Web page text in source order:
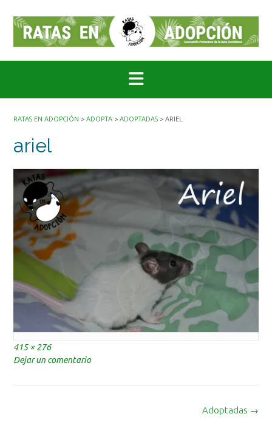
contenido
RATAS EN ADOPCIÓN > ADOPTA > ADOPTADAS > ARIEL
ariel
Tamaño
completo
415 × 276
Dejar un comentario
Adoptadas →